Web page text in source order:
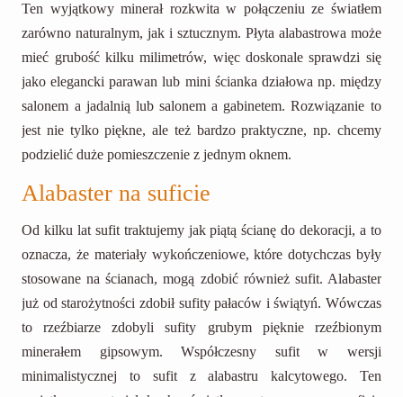
Ten wyjątkowy minerał rozkwita w połączeniu ze światłem
zarówno naturalnym, jak i sztucznym. Płyta alabastrowa może
mieć grubość kilku milimetrów, więc doskonale sprawdzi się
jako elegancki parawan lub mini ścianka działowa np. między
salonem a jadalnią lub salonem a gabinetem. Rozwiązanie to
jest nie tylko piękne, ale też bardzo praktyczne, np. chcemy
podzielić duże pomieszczenie z jednym oknem.
Alabaster na suficie
Od kilku lat sufit traktujemy jak piątą ścianę do dekoracji, a to
oznacza, że materiały wykończeniowe, które dotychczas były
stosowane na ścianach, mogą zdobić również sufit. Alabaster
już od starożytności zdobił sufity pałaców i świątyń. Wówczas
to rzeźbiarze zdobyli sufity grubym pięknie rzeźbionym
minerałem gipsowym. Współczesny sufit w wersji
minimalistycznej to sufit z alabastru kalcytowego. Ten